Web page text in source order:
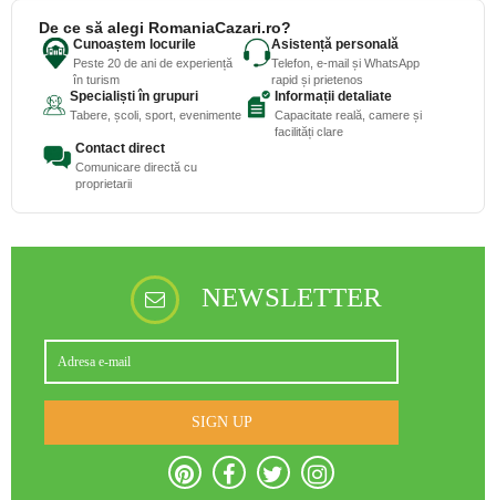
De ce să alegi RomaniaCazari.ro?
Cunoaștem locurile
Peste 20 de ani de experiență
în turism
Asistență personală
Telefon, e-mail și WhatsApp
rapid și prietenos
Specialiști în grupuri
Tabere, școli, sport, evenimente
Informații detaliate
Capacitate reală, camere și
facilități clare
Contact direct
Comunicare directă cu
proprietarii
NEWSLETTER
SIGN UP